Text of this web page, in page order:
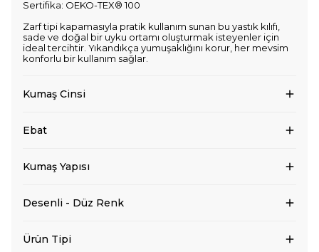
Sertifika: OEKO-TEX® 100
Zarf tipi kapamasıyla pratik kullanım sunan bu yastık kılıfı,
sade ve doğal bir uyku ortamı oluşturmak isteyenler için
ideal tercihtir. Yıkandıkça yumuşaklığını korur, her mevsim
konforlu bir kullanım sağlar.
Kumaş Cinsi
Ebat
Kumaş Yapısı
Desenli - Düz Renk
Ürün Tipi